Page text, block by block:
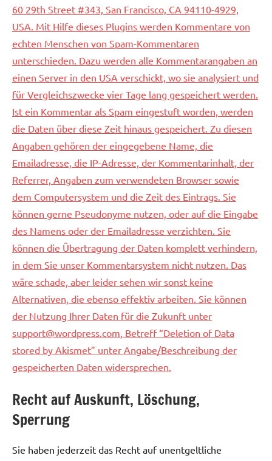
60 29th Street #343, San Francisco, CA 94110-4929,
USA. Mit Hilfe dieses Plugins werden Kommentare von
echten Menschen von Spam-Kommentaren
unterschieden. Dazu werden alle Kommentarangaben an
einen Server in den USA verschickt, wo sie analysiert und
für Vergleichszwecke vier Tage lang gespeichert werden.
Ist ein Kommentar als Spam eingestuft worden, werden
die Daten über diese Zeit hinaus gespeichert. Zu diesen
Angaben gehören der eingegebene Name, die
Emailadresse, die IP-Adresse, der Kommentarinhalt, der
Referrer, Angaben zum verwendeten Browser sowie
dem Computersystem und die Zeit des Eintrags. Sie
können gerne Pseudonyme nutzen, oder auf die Eingabe
des Namens oder der Emailadresse verzichten. Sie
können die Übertragung der Daten komplett verhindern,
in dem Sie unser Kommentarsystem nicht nutzen. Das
wäre schade, aber leider sehen wir sonst keine
Alternativen, die ebenso effektiv arbeiten. Sie können
der Nutzung Ihrer Daten für die Zukunft unter
support@wordpress.com , Betreff “Deletion of Data
stored by Akismet” unter Angabe/Beschreibung der
gespeicherten Daten widersprechen.
Recht auf Auskunft, Löschung,
Sperrung
Sie haben jederzeit das Recht auf unentgeltliche